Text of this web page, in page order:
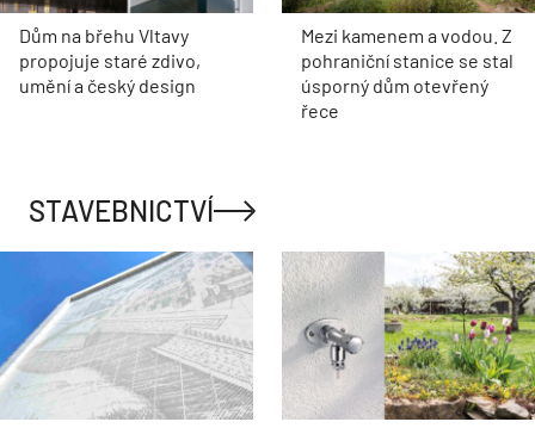
Dům na břehu Vltavy
propojuje staré zdivo,
umění a český design
Mezi kamenem a vodou. Z
pohraniční stanice se stal
úsporný dům otevřený
řece
STAVEBNICTVÍ